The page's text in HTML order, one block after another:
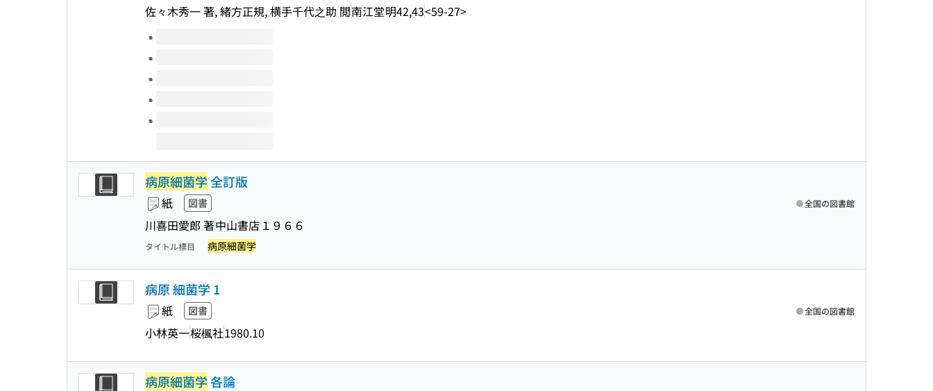
佐々木秀一 著, 緒方正規, 横手千代之助 閲南江堂明42,43<59-27>
このタイトルの巻号
病原細菌学全訂版
紙 図書
川喜田愛郎 著中山書店 １９６６
全国の図書館
タイトル標目 病原細菌学
病原 細菌学 1
紙 図書
小林英一桜楓社1980.10
全国の図書館
病原細菌学各論